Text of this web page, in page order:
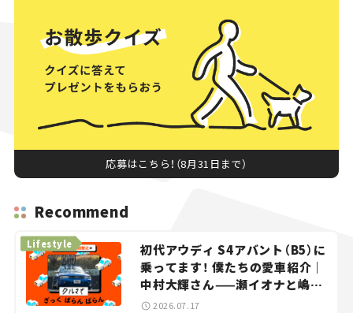
応募はこちら！（8月31日まで）
Recommend
初代アウディ S4アバント（B5）に
乗ってます！ 僕たちの愛車紹介｜
中村大輝さん——瀬イオナと嶋田
智之の「クルマでざっくばらんば
Lifestyle
2026.07.17